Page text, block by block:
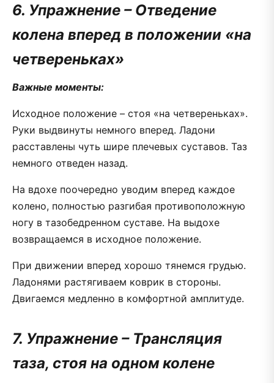
6. Упражнение – Отведение
колена вперед в положении «на
четвереньках»
Важные моменты:
Исходное положение – стоя «на четвереньках».
Руки выдвинуты немного вперед. Ладони
расставлены чуть шире плечевых суставов. Таз
немного отведен назад.
На вдохе поочередно уводим вперед каждое
колено, полностью разгибая противоположную
ногу в тазобедренном суставе. На выдохе
возвращаемся в исходное положение.
При движении вперед хорошо тянемся грудью.
Ладонями растягиваем коврик в стороны.
Двигаемся медленно в комфортной амплитуде.
7. Упражнение – Трансляция
таза, стоя на одном колене